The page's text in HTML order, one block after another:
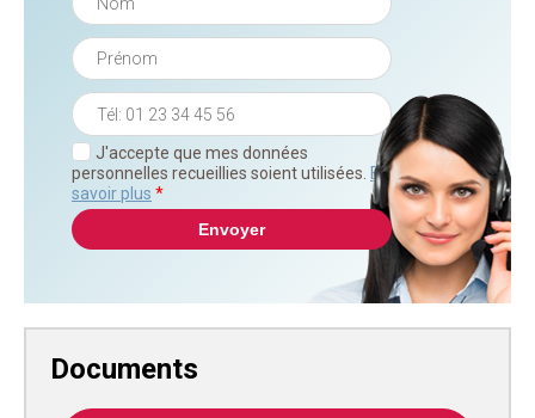
J'accepte que mes données
personnelles recueillies soient utilisées. En
savoir plus *
Documents